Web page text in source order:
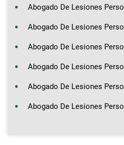
Abogado De Lesiones
Abogado De Lesiones
Abogado De Lesiones
Abogado De Lesiones
Abogado De Lesiones
Abogado De Lesiones